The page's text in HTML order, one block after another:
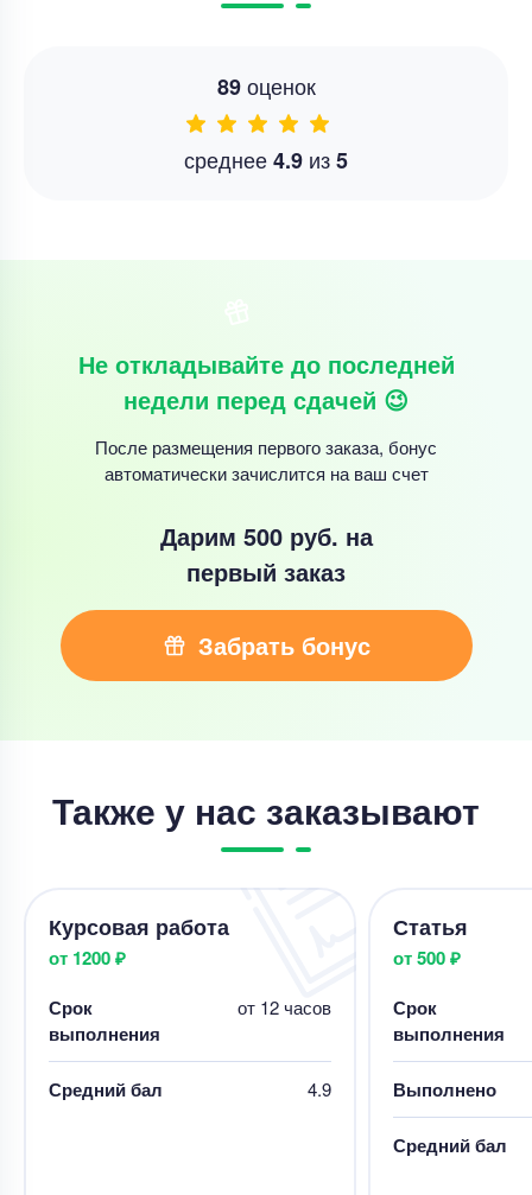
89оценок
среднее4.9 из5
Не откладывайте до последней
недели перед сдачей 😉
После размещения первого заказа, бонус
автоматически зачислится на ваш счет
Дарим 500 руб. на
первый заказ
Забрать бонус
Также у нас заказывают
Курсовая работа
от 1200 ₽
Срок
выполнения
от 12 часов
Средний бал 4.9
Статья
от 500 ₽
Срок
выполнения
Выполнено
Средний бал